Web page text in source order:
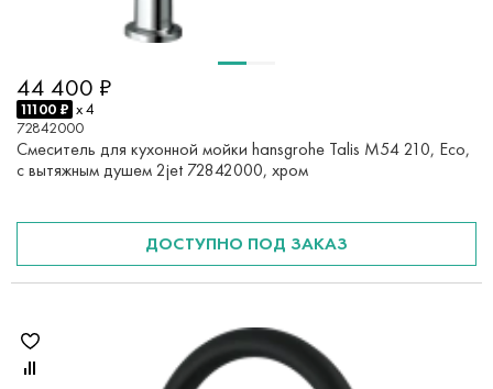
44 400 ₽
11100 ₽ x 4
72842000
Смеситель для кухонной мойки hansgrohe Talis M54 210, Eco,
с вытяжным душем 2jet 72842000, хром
ДОСТУПНО ПОД ЗАКАЗ